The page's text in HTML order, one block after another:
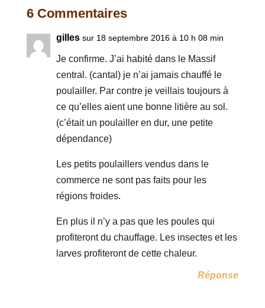
6 Commentaires
gilles sur 18 septembre 2016 à 10 h 08 min
Je confirme. J’ai habité dans le Massif
central. (cantal) je n’ai jamais chauffé le
poulailler. Par contre je veillais toujours à
ce qu’elles aient une bonne litière au sol.
(c’était un poulailler en dur, une petite
dépendance)
Les petits poulaillers vendus dans le
commerce ne sont pas faits pour les
régions froides.
En plus il n’y a pas que les poules qui
profiteront du chauffage. Les insectes et les
larves profiteront de cette chaleur.
Réponse